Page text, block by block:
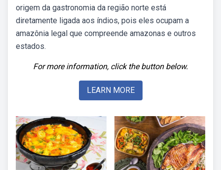
origem da gastronomia da região norte está
diretamente ligada aos índios, pois eles ocupam a
amazônia legal que compreende amazonas e outros
estados.
For more information, click the button below.
LEARN MORE